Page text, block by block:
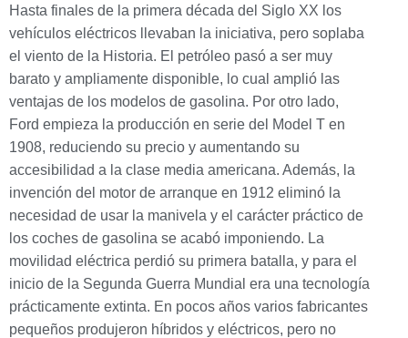
Hasta finales de la primera década del Siglo XX los
vehículos eléctricos llevaban la iniciativa, pero soplaba
el viento de la Historia. El petróleo pasó a ser muy
barato y ampliamente disponible, lo cual amplió las
ventajas de los modelos de gasolina. Por otro lado,
Ford empieza la producción en serie del Model T en
1908, reduciendo su precio y aumentando su
accesibilidad a la clase media americana. Además, la
invención del motor de arranque en 1912 eliminó la
necesidad de usar la manivela y el carácter práctico de
los coches de gasolina se acabó imponiendo. La
movilidad eléctrica perdió su primera batalla, y para el
inicio de la Segunda Guerra Mundial era una tecnología
prácticamente extinta. En pocos años varios fabricantes
pequeños produjeron híbridos y eléctricos, pero no